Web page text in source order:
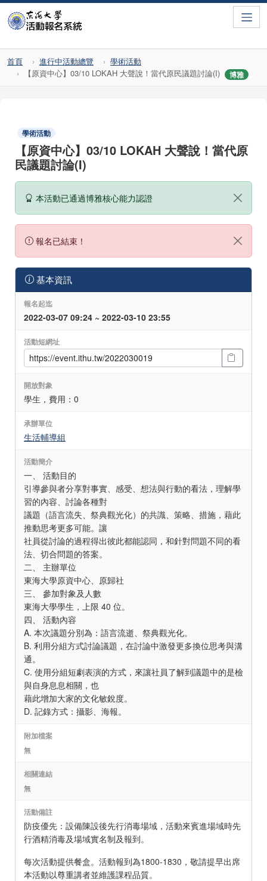
首頁 進行中活動總覽
學術活動
【原資中心】03/10 LOKAH 大聲說！當代原民議題討論(I)
博雅
學術活動
【原資中心】03/10 LOKAH 大聲說！當代原
民議題討論(I)
本活動已通過博雅核心能力認證
報名已結束！
基本資訊
報名起迄
2022-03-07 09:24 ~ 2022-03-10 23:55
活動短網址
開放對象
學生，費用：0
承辦單位
生活輔導組
活動簡介
一、 活動目的
引導參與者分享對事實、感受、想法與行動的看法，理解學
習的內容、討論各種對
議題（語言流失、祭典觀光化）的共識、策略、措施，藉此
推動思考更多可能。讓
社員從討論的過程得出彼此都能認同，和針對問題不同的看
法、切合問題的答案。
二、 主辦單位
東海大學原資中心、原歸社
三、 參加對象及人數
東海大學學生，上限 40 位。
四、 活動內容
A. 本次議題分別為：語言流逝、祭典觀光化。
B. 利用分組方式討論議題，在討論中激發更多換位思考與溝
通。
C. 使用分組短劇表演的方式，來讓社員了解到議題中的是檢
與自身息息相關，也
藉此增加大家的文化敏銳度。
D. 記錄方式：攝影、海報。
附加檔案
無
相關連結
無
活動備註
防疫優先：設備陳設後先行消毒場域，活動來賓進場域時先
行酒精消毒及場域實名制及報到。
每次活動提供餐盒。活動報到為1800-1830，敬請提早出席
本活動以尊重講者並維護課程品質。